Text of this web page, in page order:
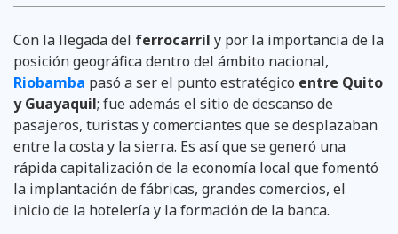
Con la llegada del ferrocarril y por la importancia de la
posición geográfica dentro del ámbito nacional,
Riobamba pasó a ser el punto estratégico entre Quito
y Guayaquil; fue además el sitio de descanso de
pasajeros, turistas y comerciantes que se desplazaban
entre la costa y la sierra. Es así que se generó una
rápida capitalización de la economía local que fomentó
la implantación de fábricas, grandes comercios, el
inicio de la hotelería y la formación de la banca.